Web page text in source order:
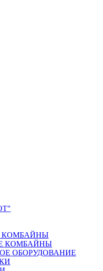
КОМБАЙНЫ
КОМБАЙНЫ
ОБОРУДОВАНИЕ